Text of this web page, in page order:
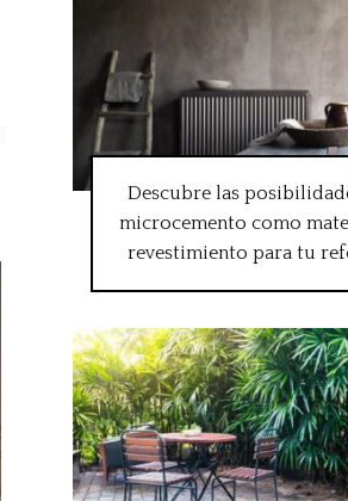
Descubre las
microcemento como
revestimiento para tu